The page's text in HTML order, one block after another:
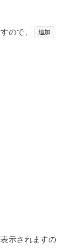
ので、 追加
示されますの